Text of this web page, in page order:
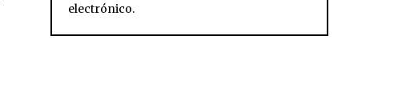
electrónico.